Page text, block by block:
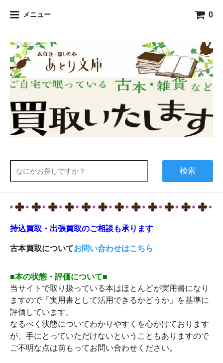
メニュー 0
検索
持込買取・出張買取のご相談も承ります
古本買取についてお問い合わせはこちら
■本の状態・評価について■
当サイトで取り扱っている本はほとんどが実用書になり
ますので「実用書として活用できるかどうか」を基準に
評価しています。
なるべく状態についてわかりやすくを心がけております
が、手にとっていただけないということもありますので
ご不明な点は前もってお問い合わせください。